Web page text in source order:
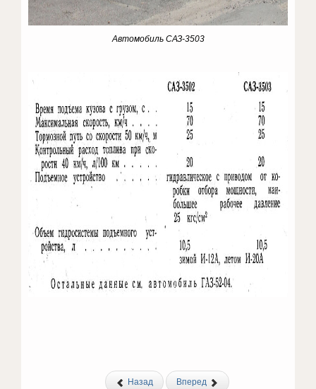
Автомобиль САЗ-3503
Назад Вперед